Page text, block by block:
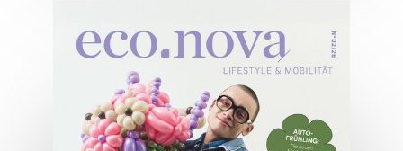
04/2026
Wirtschaftsausgabe April 2026